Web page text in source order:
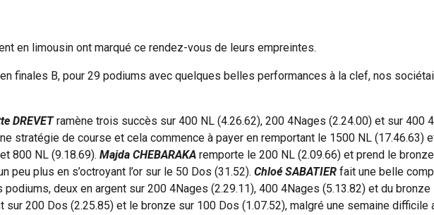
en limousin ont marqué ce rendez-vous de leurs empreintes.
finales B, pour 29 podiums avec quelques belles performances à la clef, nos
DREVETramène trois succès sur 400 NL (4.26.62), 200 4Nages (2.24.00) et sur 400
stratégie de course et cela commence à payer en remportant le 1500 NL (17.46.63)
800 NL (9.18.69).Majda CHEBARAKA remporte le 200 NL (2.09.66) et prend le
peu plus en s’octroyant l’or sur le 50 Dos (31.52).Chloé SABATIER fait une belle
deux en argent sur 200 4Nages (2.29.11), 400 4Nages (5.13.82) et du
sur 200 Dos (2.25.85) et le bronze sur 100 Dos (1.07.52), malgré une semaine difficile